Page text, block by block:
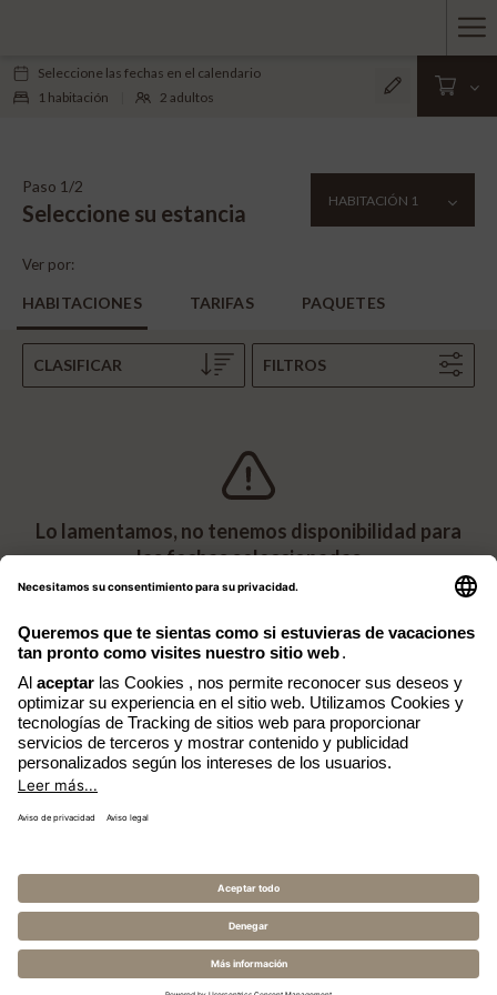
Seleccione las fechas en el calendario
1 habitación 2 adultos
Paso 1/2
Seleccione su estancia
Ver por:
HABITACIONES TARIFAS PAQUETES
CLASIFICAR FILTROS